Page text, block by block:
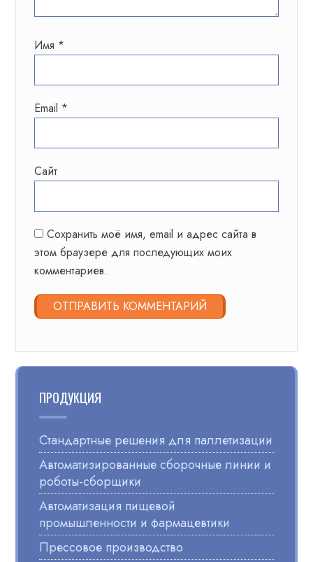
Имя *
Email *
Сайт
Сохранить моё имя, email и адрес сайта в
этом браузере для последующих моих
комментариев.
ПРОДУКЦИЯ
Стандартные решения для паллетизации
Автоматизированные сборочные линии и
роботы-сборщики
Автоматизация пищевой
промышленности и фармацевтики
Прессовое производство